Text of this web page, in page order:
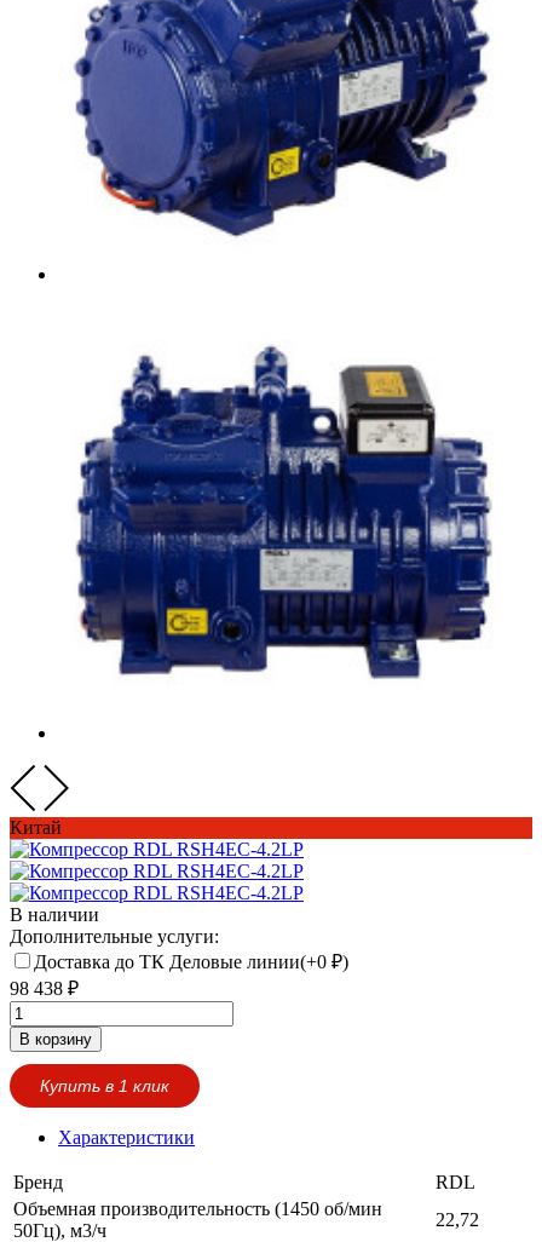
Китай
В наличии
Дополнительные услуги:
Доставка до ТК Деловые линии(+0 ₽)
98 438 ₽
В корзину
Купить в 1 клик
Характеристики
Бренд
RDL
Объемная производительность (1450 об/мин
50Гц), м3/ч
22,72